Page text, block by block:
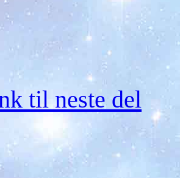
til neste del